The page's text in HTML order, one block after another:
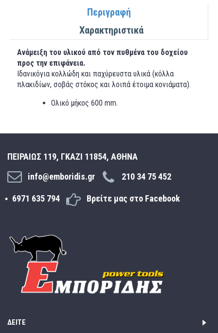
Περιγραφή
Χαρακτηριστικά
Ανάμειξη του υλικού από τον πυθμένα του δοχείου
προς την επιφάνεια.
Ιδανικόγια κολλώδη και παχύρευστα υλικά (κόλλα
πλακιδίων, σοβάς στόκος και λοιπά έτοιμα κονιάματα).
Ολικό μήκος 600 mm.
ΠΕΙΡΑΙΩΣ 119, ΓΚΑΖΙ 11854, ΑΘΗΝΑ
info@emboridis.gr
210 34 75 452
6971 635 794 Βρείτε μας στο Facebook
ΔΕΊΤΕ